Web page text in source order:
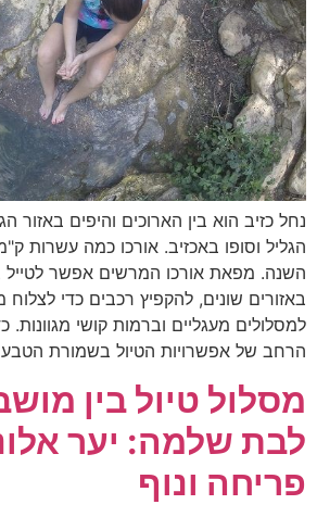
נחל כזיב הוא בין הארוכים והיפים באזור
הגליל וסופו באכזיב. אורכו כמה עשרות
השנה. מפאת אורכו המרשים אפשר לטייל
באזורים שונים, להקפיץ רכבים כדי לצלוח
למסלולים מעגליים וברמות קושי מגוונות.
הרחב של אפשרויות הטיול בשמורת
מסלול טיול בין
לבת שלמה: יער
פריחה ונוף